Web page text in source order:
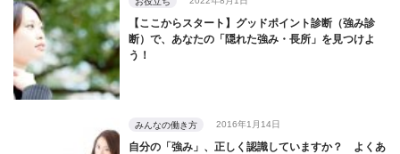
【ここからスタート】グッドポイント診断（強み診
断）で、あなたの「隠れた強み・長所」を見つけよ
う！
みんなの働き方 2016年1月14日
自分の「強み」、正しく認識していますか？ よくあ